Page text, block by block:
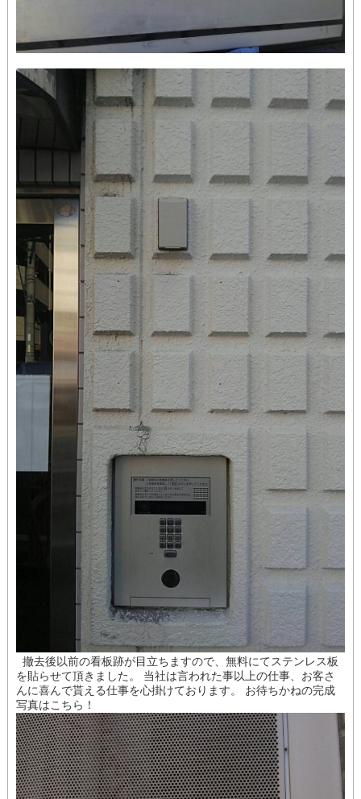
撤去後以前の看板跡が目立ちますので、無料にてステンレス板
を貼らせて頂きました。 当社は言われた事以上の仕事、お客さ
んに喜んで貰える仕事を心掛けております。 お待ちかねの完成
写真はこちら！